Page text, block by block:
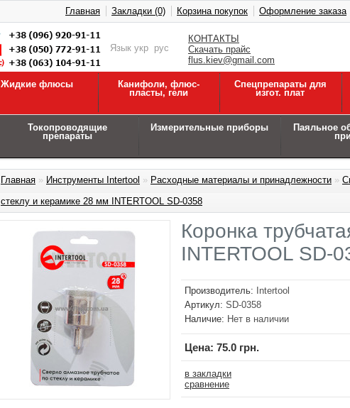
КОНТАКТЫ
Скачать прайс
flus.kiev@gmail.com
Язык укр рус
Главная Закладки (0) Корзина покупок Оформление заказа
Жидкие флюсы
Канифоли, флюс-
пласты, гели
Спецпрепараты для
изгот. плат
Токопроводящие
препараты
Измерительные приборы
Паяльное
Главная » Инструменты Intertool » Расходные материалы и принадлежности »
стеклу и керамике 28 мм INTERTOOL SD-0358
Коронка
INTERTOOL SD-
Производитель:
Intertool
Артикул: SD-0358
Наличие: Нет в наличии
Цена: 75.0 грн.
в закладки
сравнение